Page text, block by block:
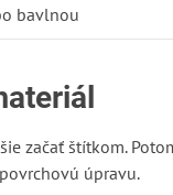
bavlnou
začať štítkom.
úpravu.